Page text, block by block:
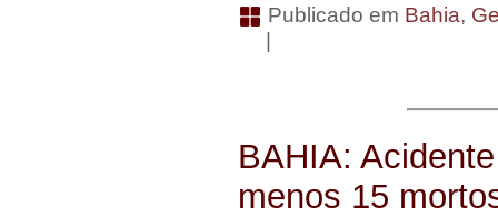
Publicado em Bahia,
BAHIA:
menos 15